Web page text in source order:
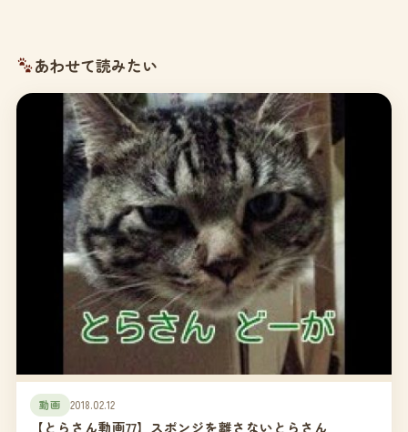
あわせて読みたい
動画 2018.02.12
【とらさん動画77】スポンジを離さないとらさん